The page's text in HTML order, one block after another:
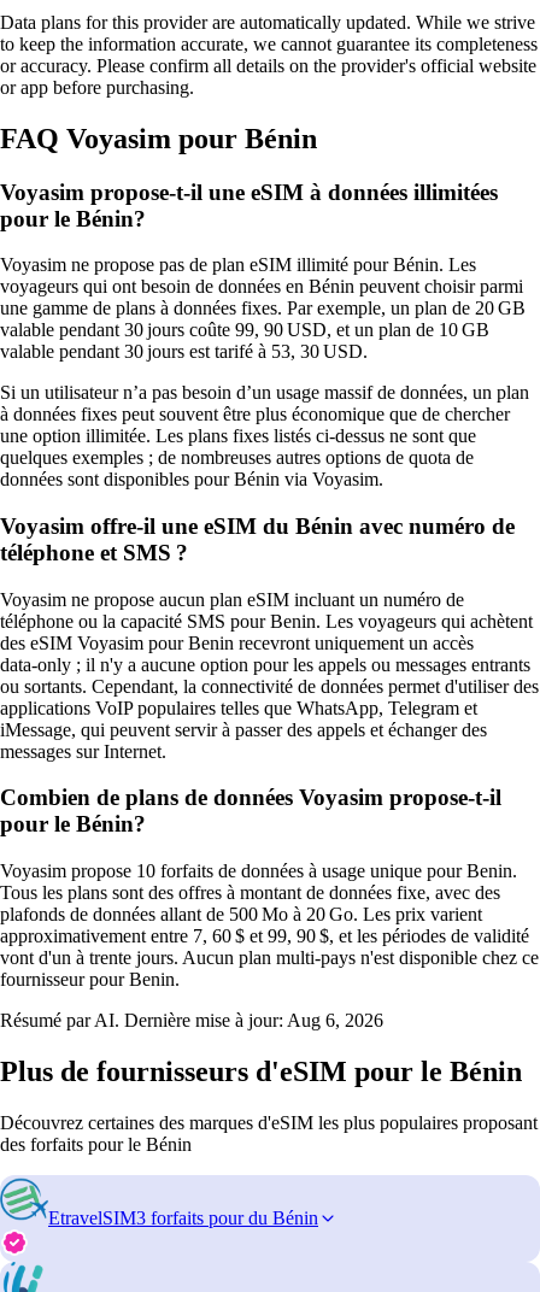
Data plans for this provider are automatically updated. While we strive
to keep the information accurate, we cannot guarantee its completeness
or accuracy. Please confirm all details on the provider's official website
or app before purchasing.
FAQ Voyasim pour Bénin
Voyasim propose-t-il une eSIM à données illimitées
pour le Bénin?
Voyasim ne propose pas de plan eSIM illimité pour Bénin. Les
voyageurs qui ont besoin de données en Bénin peuvent choisir parmi
une gamme de plans à données fixes. Par exemple, un plan de 20 GB
valable pendant 30 jours coûte 99, 90 USD, et un plan de 10 GB
valable pendant 30 jours est tarifé à 53, 30 USD.
Si un utilisateur n’a pas besoin d’un usage massif de données, un plan
à données fixes peut souvent être plus économique que de chercher
une option illimitée. Les plans fixes listés ci‑dessus ne sont que
quelques exemples ; de nombreuses autres options de quota de
données sont disponibles pour Bénin via Voyasim.
Voyasim offre‑il une eSIM du Bénin avec numéro de
téléphone et SMS ?
Voyasim ne propose aucun plan eSIM incluant un numéro de
téléphone ou la capacité SMS pour Benin. Les voyageurs qui achètent
des eSIM Voyasim pour Benin recevront uniquement un accès
data‑only ; il n'y a aucune option pour les appels ou messages entrants
ou sortants. Cependant, la connectivité de données permet d'utiliser des
applications VoIP populaires telles que WhatsApp, Telegram et
iMessage, qui peuvent servir à passer des appels et échanger des
messages sur Internet.
Combien de plans de données Voyasim propose-t-il
pour le Bénin?
Voyasim propose 10 forfaits de données à usage unique pour Benin.
Tous les plans sont des offres à montant de données fixe, avec des
plafonds de données allant de 500 Mo à 20 Go. Les prix varient
approximativement entre 7, 60 $ et 99, 90 $, et les périodes de validité
vont d'un à trente jours. Aucun plan multi-pays n'est disponible chez ce
fournisseur pour Benin.
Résumé par AI. Dernière mise à jour: Aug 6, 2026
Plus de fournisseurs d'eSIM pour le Bénin
Découvrez certaines des marques d'eSIM les plus populaires proposant
des forfaits pour le Bénin
EtravelSIM3 forfaits pour du Bénin